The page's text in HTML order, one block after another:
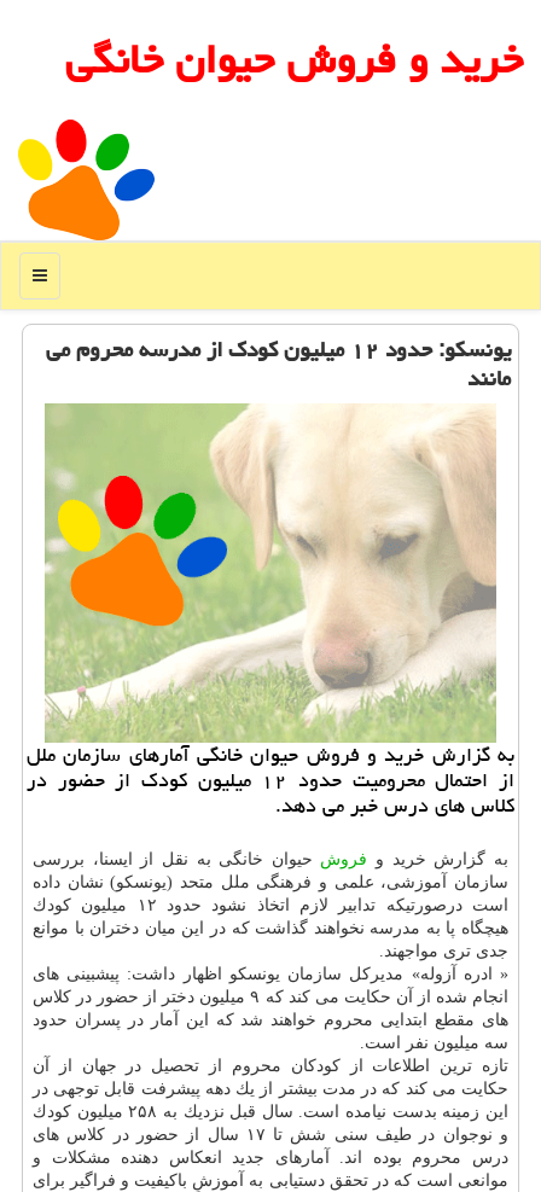
خرید و فروش حیوان خانگی
منو
یونسكو: حدود ۱۲ میلیون كودك از مدرسه محروم می
مانند
به گزارش خرید و فروش حیوان خانگی آمارهای سازمان ملل
از احتمال محرومیت حدود ۱۲ میلیون كودك از حضور در
كلاس های درس خبر می دهد.
به گزارش خرید و فروش حیوان خانگی به نقل از ایسنا، بررسی
سازمان آموزشی، علمی و فرهنگی ملل متحد (یونسكو) نشان داده
است درصورتیكه تدابیر لازم اتخاذ نشود حدود ۱۲ میلیون كودك
هیچگاه پا به مدرسه نخواهند گذاشت كه در این میان دختران با موانع
جدی تری مواجهند.
« ادره آزوله» مدیركل سازمان یونسكو اظهار داشت: پیشبینی های
انجام شده از آن حكایت می كند كه ۹ میلیون دختر از حضور در كلاس
های مقطع ابتدایی محروم خواهند شد كه این آمار در پسران حدود
سه میلیون نفر است.
تازه ترین اطلاعات از كودكان محروم از تحصیل در جهان از آن
حكایت می كند كه در مدت بیشتر از یك دهه پیشرفت قابل توجهی در
این زمینه بدست نیامده است. سال قبل نزدیك به ۲۵۸ میلیون كودك
و نوجوان در طیف سنی شش تا ۱۷ سال از حضور در كلاس های
درس محروم بوده اند. آمارهای جدید انعكاس دهنده مشكلات و
موانعی است كه در تحقق دستیابی به آموزشِ باكیفیت و فراگیر برای